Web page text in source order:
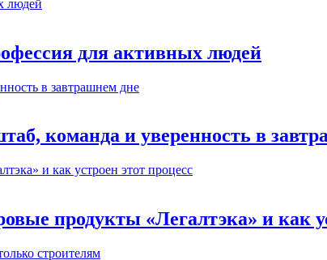
для активных людей
команда и уверенность в
продукты «Легалтэка» и как